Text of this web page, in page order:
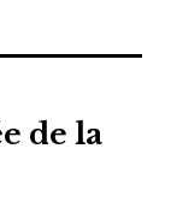
de la